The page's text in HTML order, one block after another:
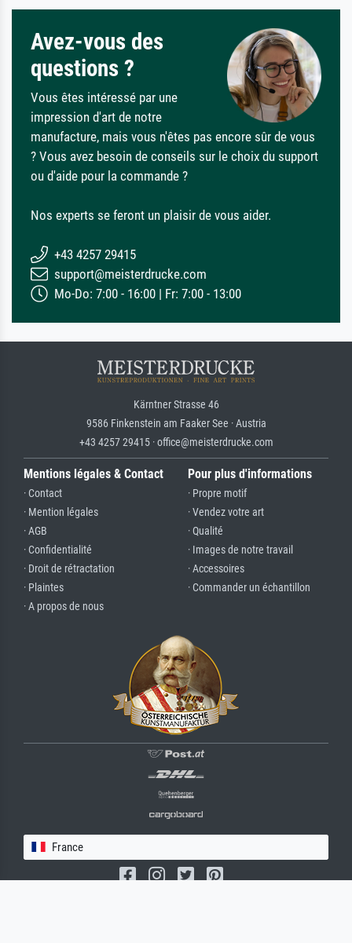
Avez-vous des
questions ?
Vous êtes intéressé par une
impression d'art de notre
manufacture, mais vous n'êtes pas encore sûr de vous
? Vous avez besoin de conseils sur le choix du support
ou d'aide pour la commande ?
Nos experts se feront un plaisir de vous aider.
+43 4257 29415
support@meisterdrucke.com
Mo-Do: 7:00 - 16:00 | Fr: 7:00 - 13:00
Kärntner Strasse 46
9586 Finkenstein am Faaker See · Austria
+43 4257 29415 · office@meisterdrucke.com
Mentions légales & Contact
· Contact
· Mention légales
· AGB
· Confidentialité
· Droit de rétractation
· Plaintes
· A propos de nous
Pour plus d'informations
· Propre motif
· Vendez votre art
· Qualité
· Images de notre travail
· Accessoires
· Commander un échantillon
France